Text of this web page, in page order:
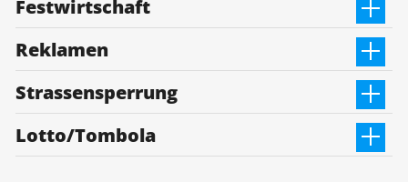
Festwirtschaft
Reklamen
Strassensperrung
Lotto/Tombola